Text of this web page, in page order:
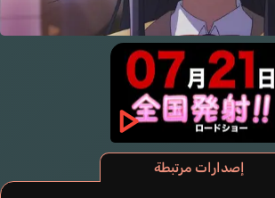
إصدارات مرتبطة